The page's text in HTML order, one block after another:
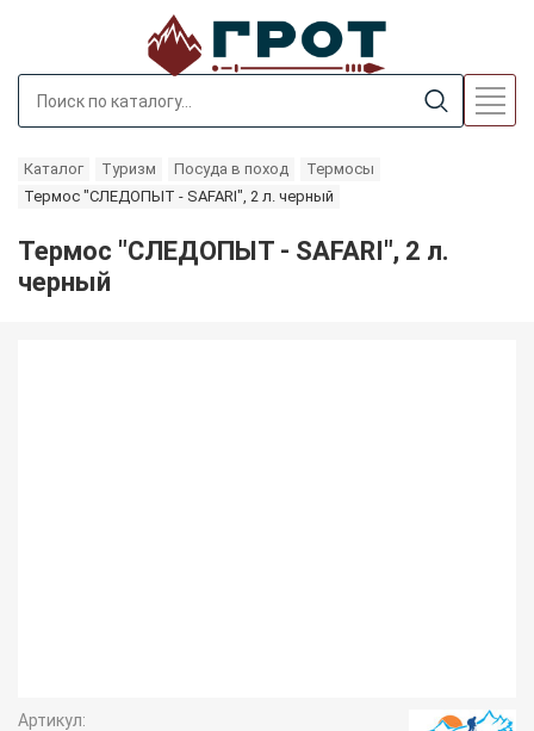
Каталог Туризм Посуда в поход
Термосы
Термос "СЛЕДОПЫТ - SAFARI", 2 л. черный
Термос "СЛЕДОПЫТ - SAFARI", 2 л.
черный
Артикул: